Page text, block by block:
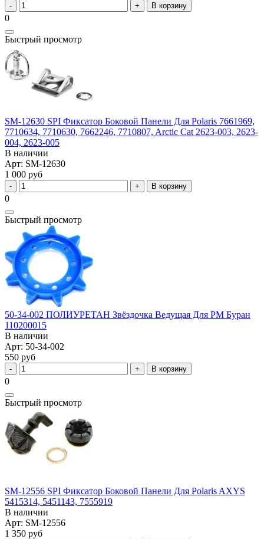
В корзину
0
Быстрый просмотр
SM-12630 SPI Фиксатор Боковой Панели Для Polaris 7661969,
7710634, 7710630, 7662246, 7710807, Arctic Cat 2623-003, 2623-
004, 2623-005
В наличии
Арт: SM-12630
1 000 руб
В корзину
0
Быстрый просмотр
50-34-002 ПОЛИУРЕТАН Звёздочка Ведущая Для РМ Буран
110200015
В наличии
Арт: 50-34-002
550 руб
В корзину
0
Быстрый просмотр
SM-12556 SPI Фиксатор Боковой Панели Для Polaris AXYS
5415314, 5451143, 7555919
В наличии
Арт: SM-12556
1 350 руб